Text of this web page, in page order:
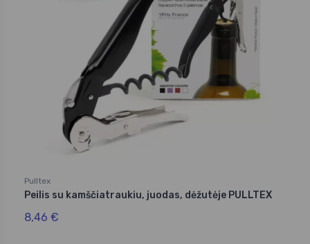
Pulltex
Peilis su kamščiatraukiu, juodas, dėžutėje PULLTEX
8,46 €